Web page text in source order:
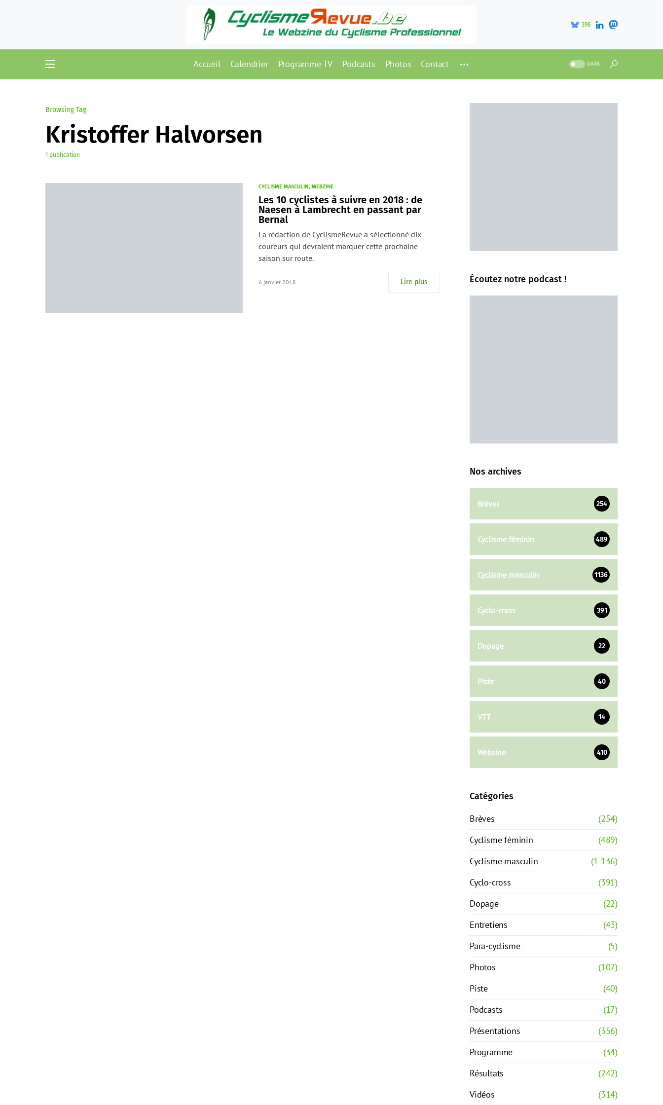
396
Accueil Calendrier Programme TV Podcasts Photos Contact DARK
Browsing Tag
Kristoffer Halvorsen
1 publication
CYCLISME MASCULIN WEBZINE
Les 10 cyclistes à suivre en 2018 : de
Naesen à Lambrecht en passant par
Bernal
La rédaction de CyclismeRevue a sélectionné dix
coureurs qui devraient marquer cette prochaine
saison sur route.
6 janvier 2018 Lire plus Écoutez notre podcast !
Nos archives
Brèves 254
Cyclisme féminin 489
Cyclisme masculin 1136
Cyclo-cross 391
Dopage 22
Piste 40
VTT 14
Webzine 410
Catégories
Brèves
(254)
Cyclisme féminin
(489)
Cyclisme masculin
(1 136)
Cyclo-cross
(391)
Dopage
(22)
Entretiens
(43)
Para-cyclisme
(5)
Photos
(107)
Piste
(40)
Podcasts
(17)
Présentations
(356)
Programme
(34)
Résultats
(242)
Vidéos
(314)